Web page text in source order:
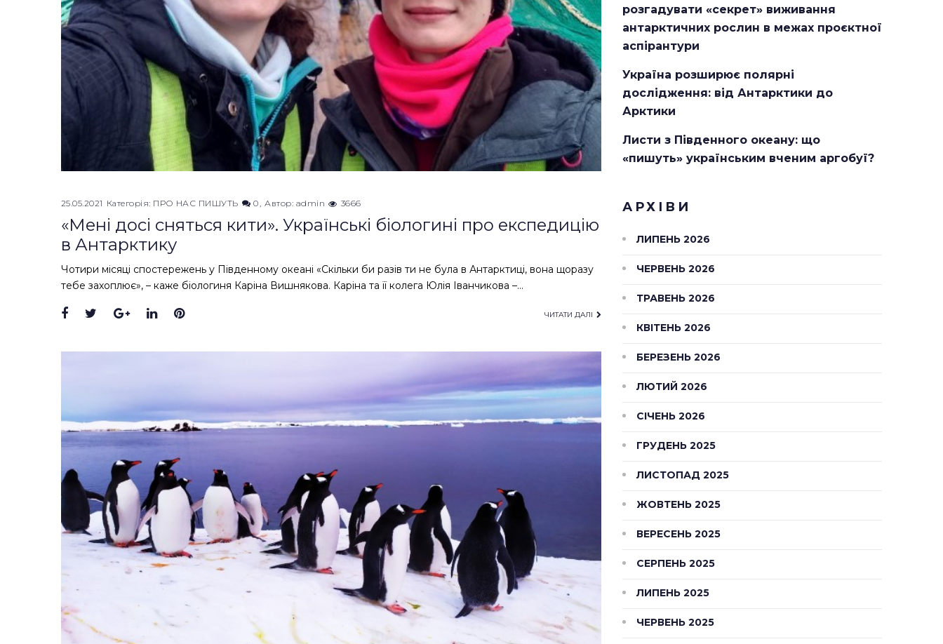
25.05.2021 Категорія: ПРО НАС ПИШУТЬ 0 Автор: admin 3666
«Мені досі сняться кити». Українські біологині про експедицію
в Антарктику
Чотири місяці спостережень у Південному океані «Скільки би разів ти не була в Антарктиці, вона щоразу
тебе захоплює», – каже біологиня Каріна Вишнякова. Каріна та її колега Юлія Іванчикова –…
Facebook
TwitterGoogle+
LinkedInPinterest ЧИТАТИ ДАЛІ
розгадувати «секрет» виживання
антарктичних рослин в межах проєктної
аспірантури
Україна розширює полярні
дослідження: від Антарктики до
Арктики
Листи з Південного океану: що
«пишуть» українським вченим аргобуї?
АРХІВИ
ЛИПЕНЬ 2026
ЧЕРВЕНЬ 2026
ТРАВЕНЬ 2026
КВІТЕНЬ 2026
БЕРЕЗЕНЬ 2026
ЛЮТИЙ 2026
СІЧЕНЬ 2026
ГРУДЕНЬ 2025
ЛИСТОПАД 2025
ЖОВТЕНЬ 2025
ВЕРЕСЕНЬ 2025
СЕРПЕНЬ 2025
ЛИПЕНЬ 2025
ЧЕРВЕНЬ 2025